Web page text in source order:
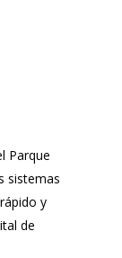
Parque
sistemas
y
de